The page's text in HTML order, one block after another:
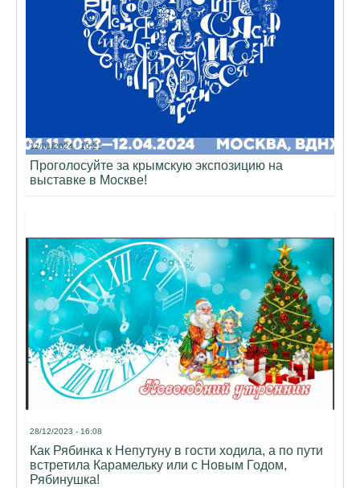
12/01/2024 - 10:21
Проголосуйте за крымскую экспозицию на
выставке в Москве!
28/12/2023 - 16:08
Как Рябинка к Непутуну в гости ходила, а по пути
встретила Карамельку или с Новым Годом,
Рябинушка!